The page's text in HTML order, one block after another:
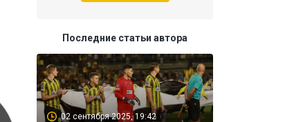
Последние статьи автора
02 сентября 2025, 19:42